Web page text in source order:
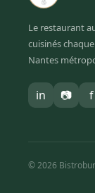
Le restaurant
cuisinés
Nantes
in 📷 f
© 2026